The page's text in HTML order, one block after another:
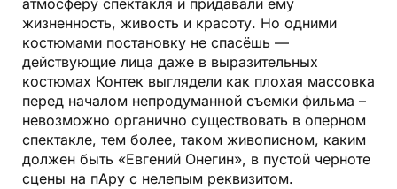
атмосферу спектакля и придавали ему
жизненность, живость и красоту. Но одними
костюмами постановку не спасёшь —
действующие лица даже в выразительных
костюмах Контек выглядели как плохая массовка
перед началом непродуманной съемки фильма –
невозможно органично существовать в оперном
спектакле, тем более, таком живописном, каким
должен быть «Евгений Онегин», в пустой черноте
сцены на пАру с нелепым реквизитом.